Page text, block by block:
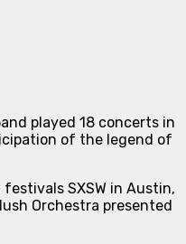
played 18 concerts in
of the legend of
SXSW in Austin,
Orchestra presented